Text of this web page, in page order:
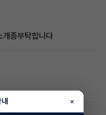
개좀부탁합니다
×